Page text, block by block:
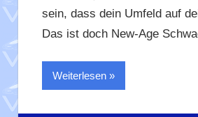
sein, dass dein Umfeld auf
Das ist doch New-Age
Weiterlesen